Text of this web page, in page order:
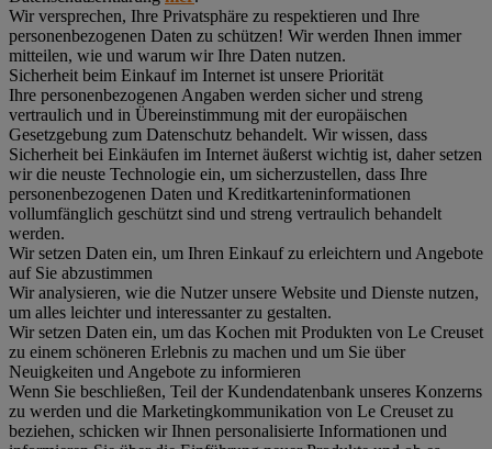
Wir versprechen, Ihre Privatsphäre zu respektieren und Ihre
personenbezogenen Daten zu schützen! Wir werden Ihnen immer
mitteilen, wie und warum wir Ihre Daten nutzen.
Sicherheit beim Einkauf im Internet ist unsere Priorität
Ihre personenbezogenen Angaben werden sicher und streng
vertraulich und in Übereinstimmung mit der europäischen
Gesetzgebung zum Datenschutz behandelt. Wir wissen, dass
Sicherheit bei Einkäufen im Internet äußerst wichtig ist, daher setzen
wir die neuste Technologie ein, um sicherzustellen, dass Ihre
personenbezogenen Daten und Kreditkarteninformationen
vollumfänglich geschützt sind und streng vertraulich behandelt
werden.
Wir setzen Daten ein, um Ihren Einkauf zu erleichtern und Angebote
auf Sie abzustimmen
Wir analysieren, wie die Nutzer unsere Website und Dienste nutzen,
um alles leichter und interessanter zu gestalten.
Wir setzen Daten ein, um das Kochen mit Produkten von Le Creuset
zu einem schöneren Erlebnis zu machen und um Sie über
Neuigkeiten und Angebote zu informieren
Wenn Sie beschließen, Teil der Kundendatenbank unseres Konzerns
zu werden und die Marketingkommunikation von Le Creuset zu
beziehen, schicken wir Ihnen personalisierte Informationen und